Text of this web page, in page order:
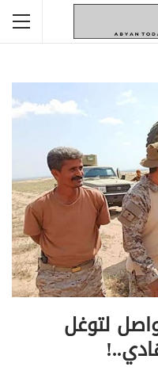
لتوغل